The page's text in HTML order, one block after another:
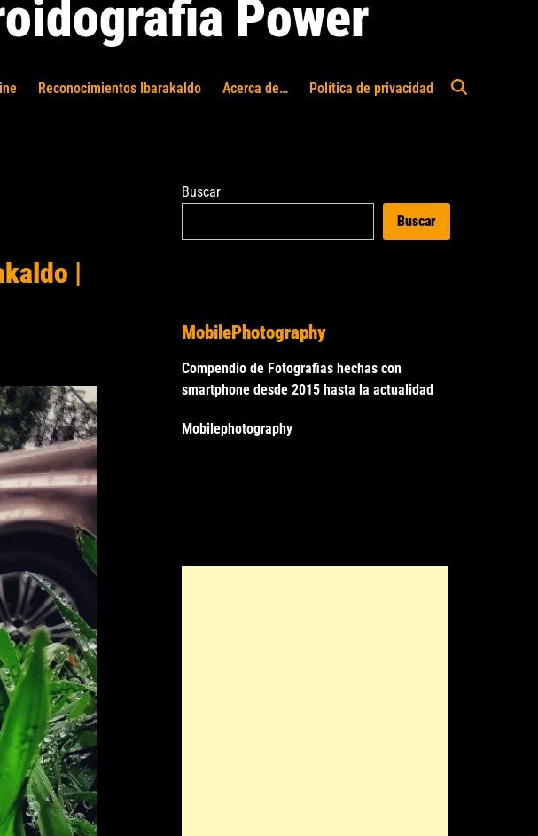
Power
Reconocimientos Ibarakaldo Acerca de… Política de privacidad
Abrir
|
Buscar
Buscar
MobilePhotography
Compendio de Fotografias hechas con
smartphone desde 2015 hasta la actualidad
Mobilephotography